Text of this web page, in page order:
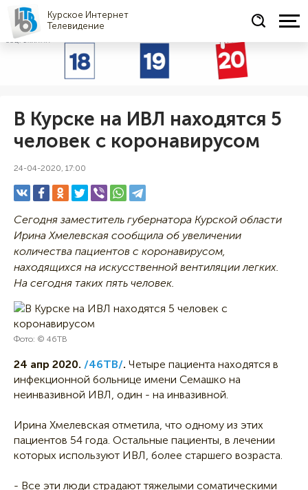
Курское Интернет
Телевидение
СОЦРЕКЛАМА
В Курске на ИВЛ находятся 5
человек с коронавирусом
24-04-2020, 17:00
Сегодня заместитель губернатора Курской области
Ирина Хмелевская сообщила об увеличении
количества пациентов с коронавирусом,
находящихся на искусственной вентиляции легких.
На сегодня таких пять человек.
Фото: © 46ТВ
24 апр 2020. /46ТВ/. Четыре пациента находятся в
инфекционной больнице имени Семашко на
неинвазивной ИВЛ, один - на инвазивной.
Ирина Хмелевская отметила, что одному из этих
пациентов 54 года. Остальные пациенты, в лечении
которых используют ИВЛ, более старшего возраста.
- Все эти люди страдают тяжелыми соматическими